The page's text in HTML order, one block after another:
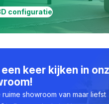
configuratie
keer kijken in
ruime showroom van maar liefst